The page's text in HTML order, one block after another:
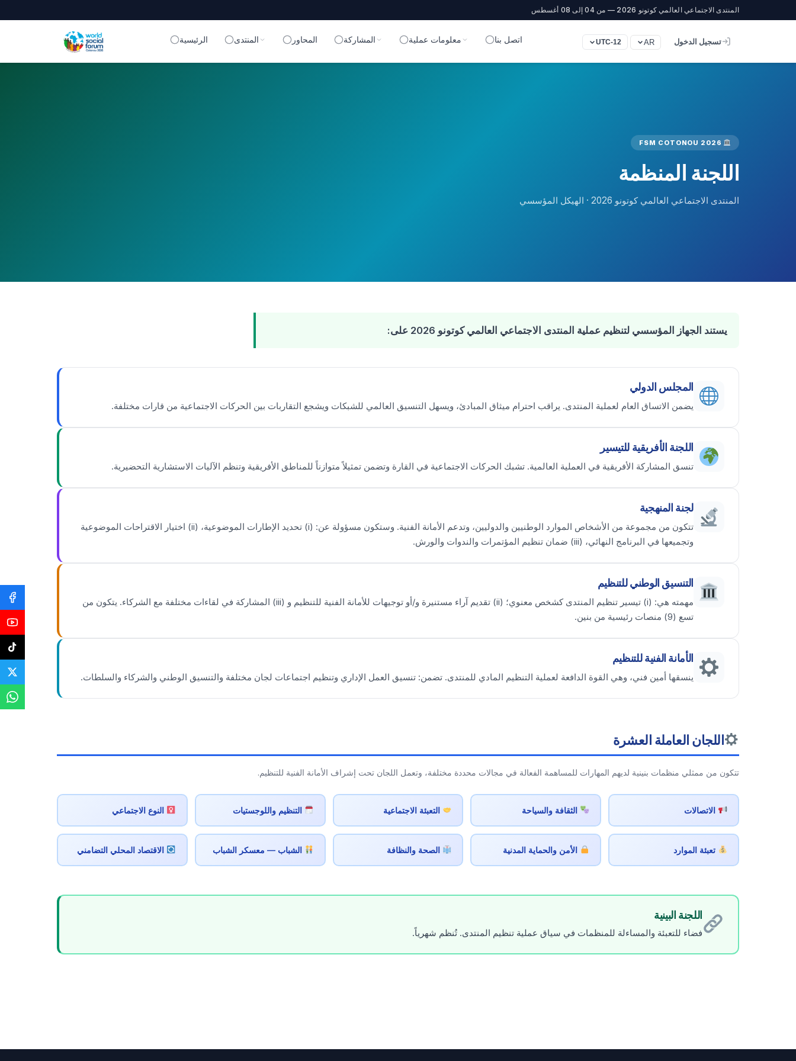
المنتدى الاجتماعي العالمي كوتونو 2026 — من 04 إلى 08 أغسطس
الرئيسية المنتدى المحاور المشاركة معلومات عملية اتصل بنا UTC-12 AR تسجيل الدخول
اللجنة المنظمة
المنتدى الاجتماعي العالمي كوتونو 2026 · الهيكل المؤسسي
يستند الجهاز المؤسسي لتنظيم عملية المنتدى الاجتماعي العالمي كوتونو 2026 على:
المجلس الدولي
يضمن الاتساق العام لعملية المنتدى. يراقب احترام ميثاق المبادئ، ويسهل التنسيق العالمي للشبكات ويشجع التقاربات بين الحركات الاجتماعية من قارات مختلفة.
اللجنة الأفريقية للتيسير
تنسق المشاركة الأفريقية في العملية العالمية. تشبك الحركات الاجتماعية في القارة وتضمن تمثيلاً متوازناً للمناطق الأفريقية وتنظم الآليات الاستشارية التحضيرية.
لجنة المنهجية
تتكون من مجموعة من الأشخاص الموارد الوطنيين والدوليين، وتدعم الأمانة الفنية. وستكون مسؤولة عن: (i) تحديد الإطارات الموضوعية، (ii) اختيار الاقتراحات الموضوعية
وتجميعها في البرنامج النهائي، (iii) ضمان تنظيم المؤتمرات والندوات والورش.
التنسيق الوطني للتنظيم
مهمته هي: (i) تيسير تنظيم المنتدى كشخص معنوي؛ (ii) تقديم آراء مستنيرة و/أو توجيهات للأمانة الفنية للتنظيم و (iii) المشاركة في لقاءات مختلفة مع الشركاء. يتكون من
تسع (9) منصات رئيسية من بنين.
الأمانة الفنية للتنظيم
ينسقها أمين فني، وهي القوة الدافعة لعملية التنظيم المادي للمنتدى. تضمن: تنسيق العمل الإداري وتنظيم اجتماعات لجان مختلفة والتنسيق الوطني والشركاء والسلطات.
اللجان العاملة العشرة
تتكون من ممثلي منظمات بنينية لديهم المهارات للمساهمة الفعالة في مجالات محددة مختلفة، وتعمل اللجان تحت إشراف الأمانة الفنية للتنظيم.
الاتصالات الثقافة والسياحة التعبئة الاجتماعية التنظيم واللوجستيات النوع الاجتماعي
تعبئة الموارد الأمن والحماية المدنية الصحة والنظافة الشباب — معسكر الشباب الاقتصاد المحلي التضامني
اللجنة البينية
فضاء للتعبئة والمساءلة للمنظمات في سياق عملية تنظيم المنتدى. تُنظم شهرياً.